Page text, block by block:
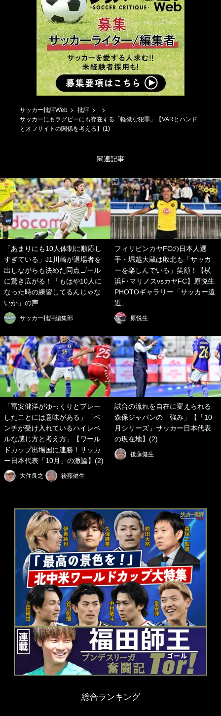
サッカー批評Web
批評
サッカーにもラグビーにも存在する「軽微な犯罪」【VARとハンド
とオフサイトの関係を考える】(1)
関連記事
「あまりにも10人体制に順応し
すぎている」J1川崎が退場者を
出しながらも決めた同点ゴール
に驚き広がる！「もはや10人に
なった時の練習してるんじゃな
いか」の声
サッカー批評編集部
フィリピンカヤFCの日本人選
手・堀越大蔵は敗北も「サッカ
ーを楽しんでいる」笑顔！【横
浜F･マリノスvsカヤFC】原悦生
PHOTOギャラリー「サッカー遠
近」
原悦生
「冨安健洋がゆっくりとプレー
したことには意味がある」「ベ
ンチが受け入れているハイレベ
ルな感じ方と考え方」【ワール
ドカップ出場国に連勝！サッカ
ー日本代表「10月」の激論】(2)
大住良之 後藤健生
試合の流れを自在に変えられる
森保ジャパンの「強み」【「10
月シリーズ」サッカー日本代表
の現在地】(2)
後藤健生
総合ランキング